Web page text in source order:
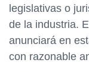
legislativas o
de la industria.
anunciará en
con razonable